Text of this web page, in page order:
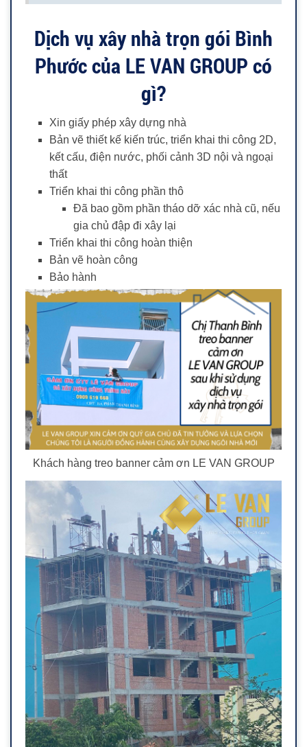
Dịch vụ xây nhà trọn gói Bình
Phước của LE VAN GROUP có
gì?
Xin giấy phép xây dựng nhà
Bản vẽ thiết kế kiến trúc, triển khai thi công 2D,
kết cấu, điện nước, phối cảnh 3D nội và ngoại
thất
Triển khai thi công phần thô
Đã bao gồm phần tháo dỡ xác nhà cũ, nếu
gia chủ đập đi xây lại
Triển khai thi công hoàn thiện
Bản vẽ hoàn công
Bảo hành
Khách hàng treo banner cảm ơn LE VAN GROUP